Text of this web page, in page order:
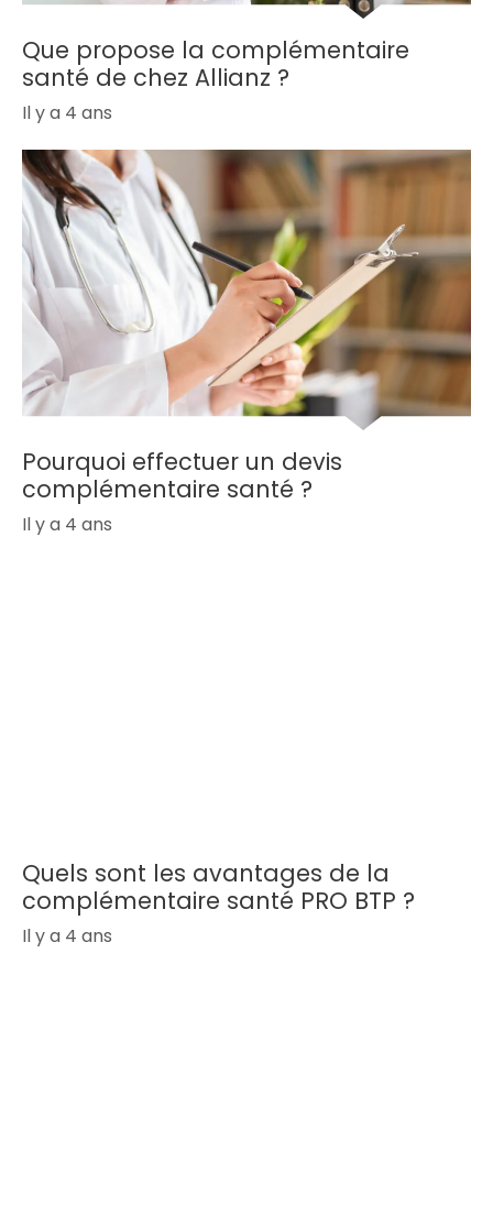
Que propose la complémentaire
santé de chez Allianz ?
Il y a 4 ans
Pourquoi effectuer un devis
complémentaire santé ?
Il y a 4 ans
Quels sont les avantages de la
complémentaire santé PRO BTP ?
Il y a 4 ans